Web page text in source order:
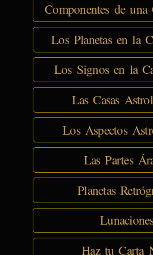
Componentes de
Los Planetas en la
Los Signos en la
Las Casas
Los Aspectos
Las Partes
Planetas
Haz tu Carta